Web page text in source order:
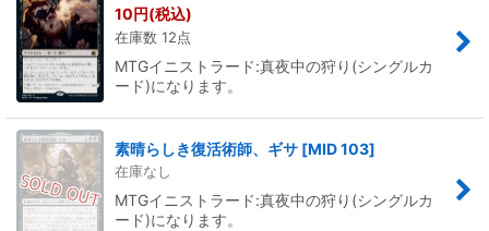
10円(税込)
在庫数 12点
MTGイニストラード:真夜中の狩り(シングルカ
ード)になります。
素晴らしき復活術師、ギサ [MID 103]
在庫なし
MTGイニストラード:真夜中の狩り(シングルカ
ード)になります。